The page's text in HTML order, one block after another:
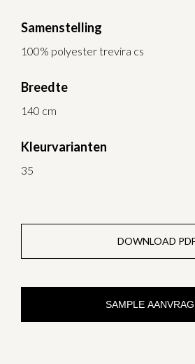
Samenstelling
100% polyester trevira cs
Breedte
140 cm
Kleurvarianten
35
DOWNLOAD
SAMPLE